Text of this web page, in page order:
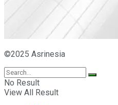
©2025 Asrinesia
No Result
View All Result